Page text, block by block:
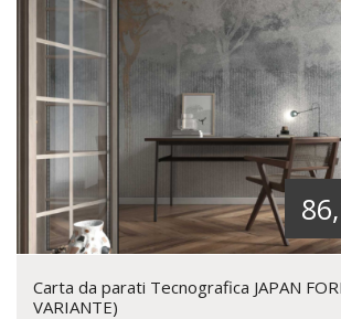
Carta da parati Tecnografica JAPAN
VARIANTE)